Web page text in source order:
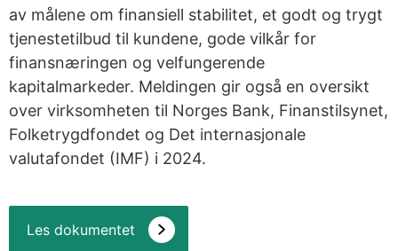
av målene om finansiell stabilitet, et godt og trygt
tjenestetilbud til kundene, gode vilkår for
finansnæringen og velfungerende
kapitalmarkeder. Meldingen gir også en oversikt
over virksomheten til Norges Bank, Finanstilsynet,
Folketrygdfondet og Det internasjonale
valutafondet (IMF) i 2024.
Les dokumentet